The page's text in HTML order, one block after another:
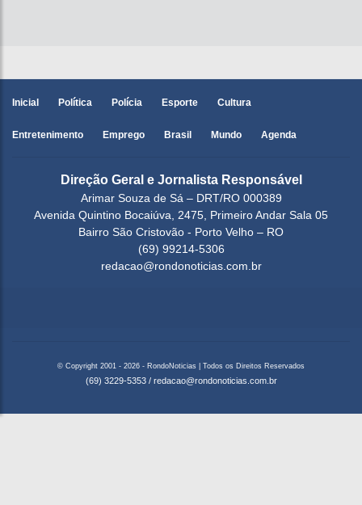
Inicial Política Polícia Esporte Cultura
Entretenimento Emprego Brasil Mundo Agenda
Direção Geral e Jornalista Responsável
Arimar Souza de Sá – DRT/RO 000389
Avenida Quintino Bocaiúva, 2475, Primeiro Andar Sala 05
Bairro São Cristovão - Porto Velho – RO
(69) 99214-5306
redacao@rondonoticias.com.br
© Copyright 2001 - 2026 - RondoNoticias | Todos os Direitos Reservados
(69) 3229-5353 / redacao@rondonoticias.com.br